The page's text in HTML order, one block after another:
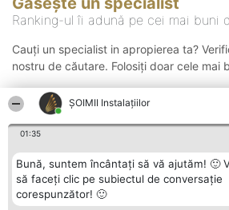
ŞOIMII Instalaţiilor
01:35
Bună, suntem încântați să vă ajutăm! 🙂
să faceți clic pe subiectul de conversație
corespunzător! 🙂
Ranking-ul îi adună pe cei mai buni
Cauți un specialist in apropierea ta?
nostru de căutare. Folosiți doar cele mai